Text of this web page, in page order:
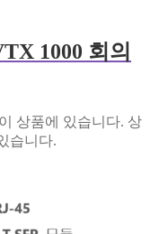
1000 회의
상품에 있습니다. 상
습니다.